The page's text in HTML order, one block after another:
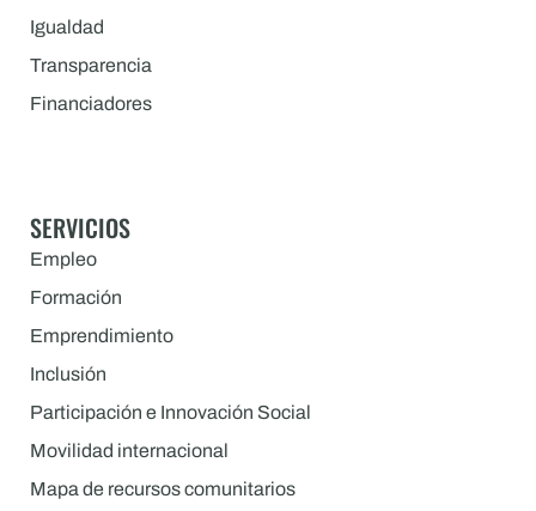
Igualdad
Transparencia
Financiadores
SERVICIOS
Empleo
Formación
Emprendimiento
Inclusión
Participación e Innovación Social
Movilidad internacional
Mapa de recursos comunitarios